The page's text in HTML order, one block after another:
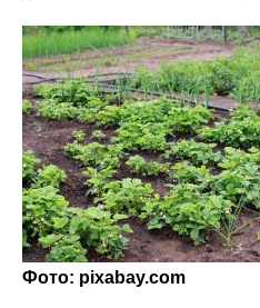
Фото: pixabay.com